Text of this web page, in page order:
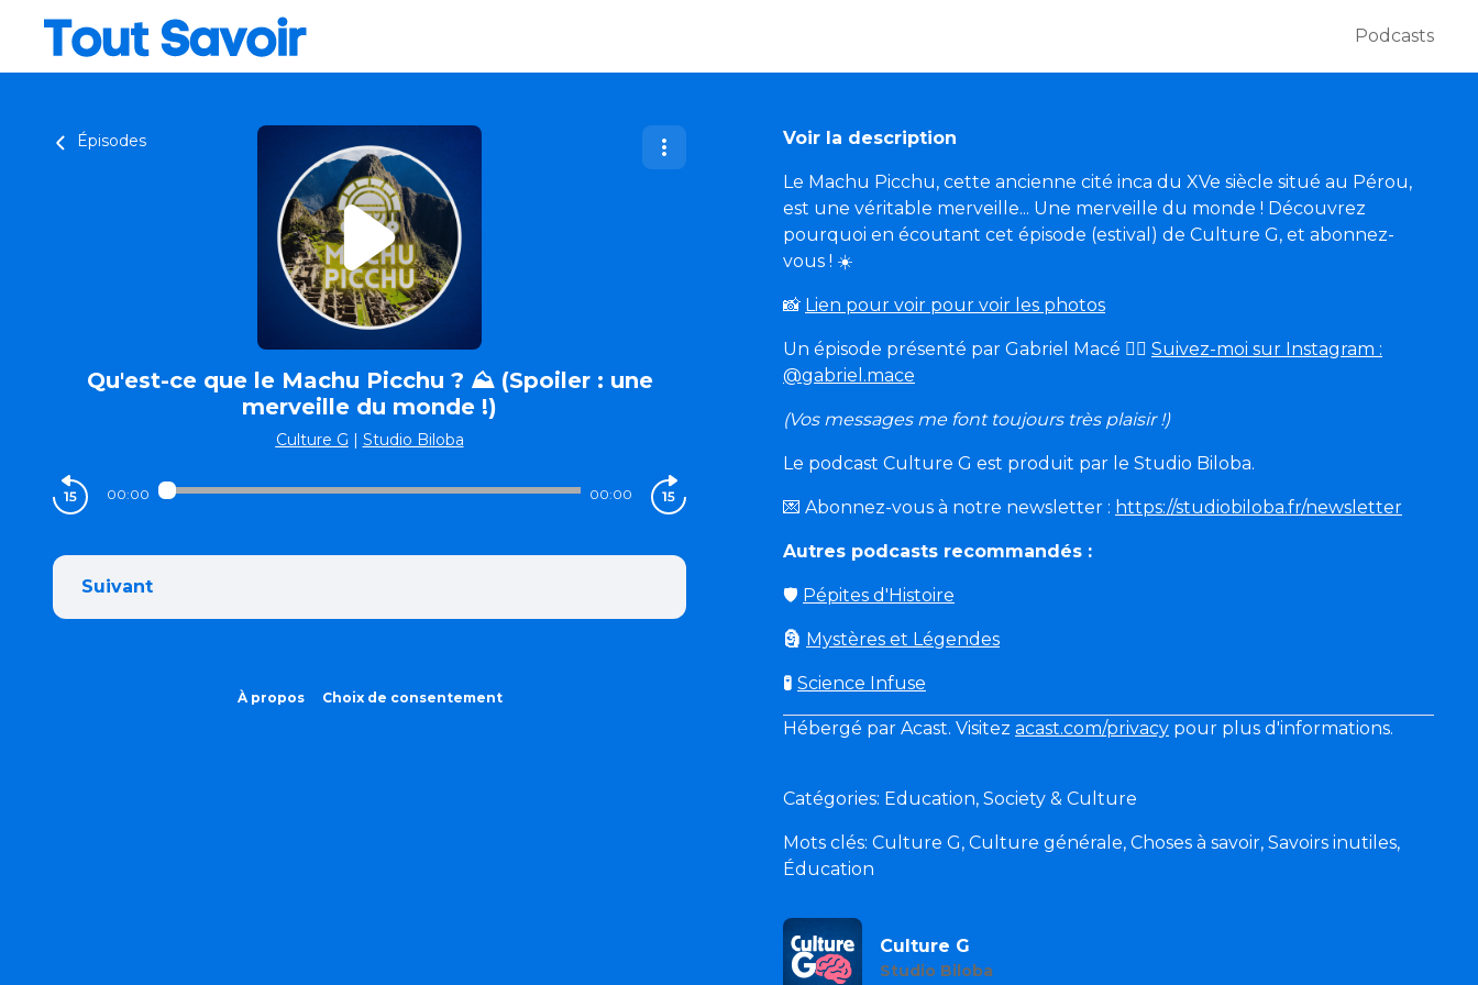
Podcasts
Épisodes
Qu'est-ce que le Machu Picchu ? ⛰️ (Spoiler : une
merveille du monde !)
Culture G | Studio Biloba
00:00 00:00
Suivant
À propos Choix de consentement
Voir la description
Le Machu Picchu, cette ancienne cité inca du XVe siècle situé au Pérou,
est une véritable merveille... Une merveille du monde ! Découvrez
pourquoi en écoutant cet épisode (estival) de Culture G, et abonnez-
vous ! ☀️
📸 Lien pour voir pour voir les photos
Un épisode présenté par Gabriel Macé 🙋‍♂️ Suivez-moi sur Instagram :
@gabriel.mace
(Vos messages me font toujours très plaisir !)
Le podcast Culture G est produit par le Studio Biloba.
💌 Abonnez-vous à notre newsletter : https://studiobiloba.fr/newsletter
Autres podcasts recommandés :
🛡 Pépites d'Histoire
🗿 Mystères et Légendes
🧪 Science Infuse
Hébergé par Acast. Visitez acast.com/privacy pour plus d'informations.
Catégories: Education, Society & Culture
Mots clés: Culture G, Culture générale, Choses à savoir, Savoirs inutiles,
Éducation
Culture G
Studio Biloba